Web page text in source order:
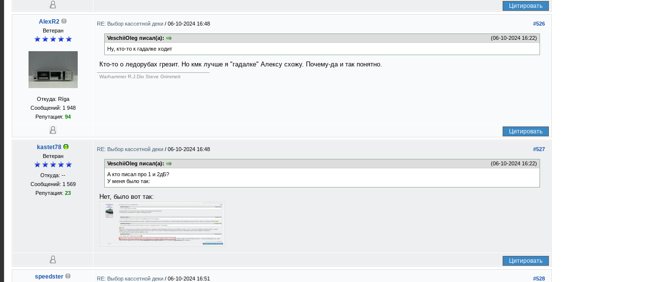
Цитировать
AlexR2
Ветеран
Откуда: Rīga
Сообщений: 1 948
Репутация: 94
#526
RE: Выбор кассетной деки / 06-10-2024 16:48
(06-10-2024 16:22)
VeschiiOleg писал(а):
Ну, кто-то к гадалке ходит
Кто-то о ледорубах грезит. Но кмк лучше я "гадалке" Алексу схожу. Почему-да и так понятно.
Warhammer R.J.Dio Steve Grimmett
Цитировать
kastet78
Ветеран
Откуда: --
Сообщений: 1 569
Репутация: 23
#527
RE: Выбор кассетной деки / 06-10-2024 16:48
(06-10-2024 16:22)
VeschiiOleg писал(а):
А кто писал про 1 и 2дБ?
У меня было так:
Нет, было вот так:
Цитировать
speedster #528
RE: Выбор кассетной деки / 06-10-2024 16:51